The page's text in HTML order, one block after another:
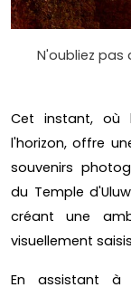
N'oubliez pas
Cet instant, où
l'horizon, offre
souvenirs
du Temple
créant une
visuellement
En assistant à